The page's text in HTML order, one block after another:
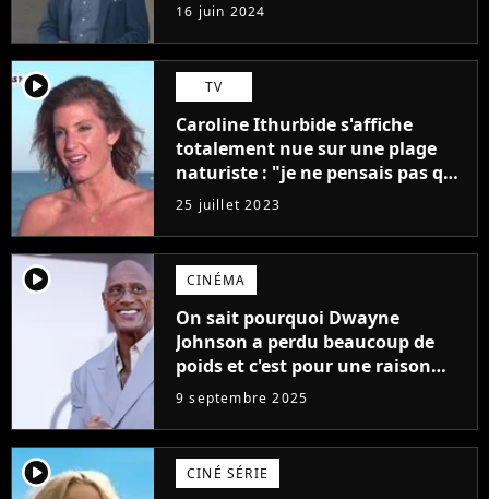
médiocres jamais réalisés"
16 juin 2024
player2 TV
Caroline Ithurbide s'affiche
totalement nue sur une plage
naturiste : "je ne pensais pas que
j'arriverais à le faire..."
25 juillet 2023
player2 CINÉMA
On sait pourquoi Dwayne
Johnson a perdu beaucoup de
poids et c'est pour une raison
importante
9 septembre 2025
player2 CINÉ SÉRIE